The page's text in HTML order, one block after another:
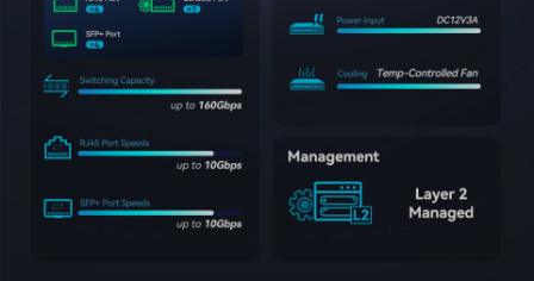
functies, waaronder QoS, VLAN, STP, LACP Link
Aggregatie en IGMP Snooping. Optimaliseer uw
verkeersstroom en verbeter de netwerkbeveiliging voor
home labs, kleine zakelijke omgevingen of high-end
gaming-opstellingen met nauwkeurige, intuïtieve
bediening.
4. Intelligente koeling & robuuste industriële constructie